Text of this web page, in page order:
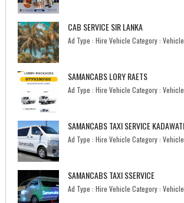
CAB SERVICE SIR LANKA
Ad Type : Hire Vehicle Category : Vehicles
SAMANCABS LORY RAETS
Ad Type : Hire Vehicle Category : Vehicles
SAMANCABS TAXI SERVICE
Ad Type : Hire Vehicle Category : Vehicles
SAMANCABS TAXI SSERVICE
Ad Type : Hire Vehicle Category : Vehicles